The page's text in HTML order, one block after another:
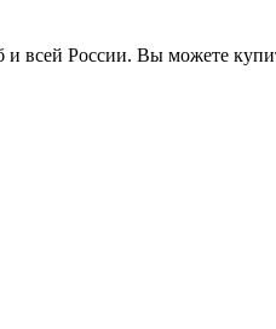
и всей России. Вы можете